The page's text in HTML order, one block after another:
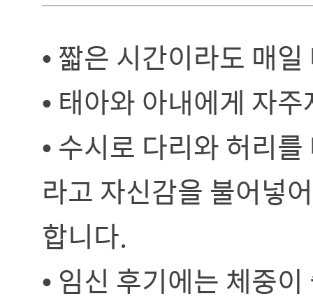
• 짧은 시간이라도 매
• 태아와 아내에게 자
• 수시로 다리와 허리
라고 자신감을 불어넣
합니다.
• 임신 후기에는 체중